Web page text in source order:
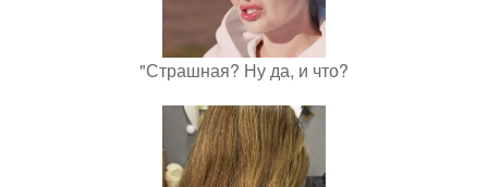
"Страшная? Ну да, и что?